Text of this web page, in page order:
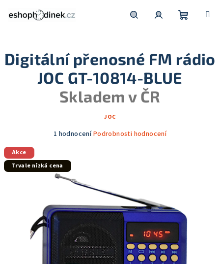
košík
Digitální přenosné FM rádio
JOC GT-10814-BLUE
Skladem v ČR
JOC
Průměrné
je
5,0
hvězdiček.
1 hodnoceníPodrobnosti hodnocení
Akce
Trvale nízká cena